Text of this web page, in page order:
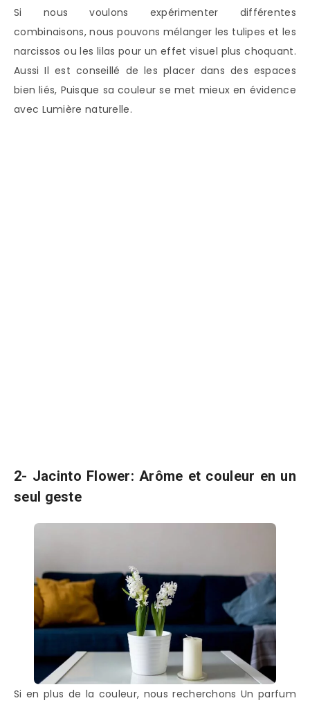
Si nous voulons expérimenter différentes
combinaisons, nous pouvons mélanger les tulipes et les
narcissos ou les lilas pour un effet visuel plus choquant.
Aussi Il est conseillé de les placer dans des espaces
bien liés, Puisque sa couleur se met mieux en évidence
avec Lumière naturelle.
2- Jacinto Flower: Arôme et couleur en un
seul geste
Si en plus de la couleur, nous recherchons Un parfum